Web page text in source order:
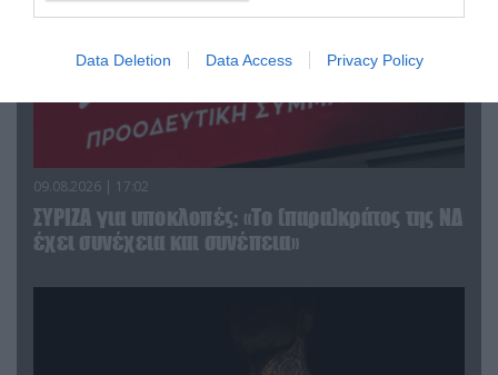
Data Deletion Data Access Privacy Policy
09.08.2026 | 17:02
ΣΥΡΙΖΑ για υποκλοπές: «Το (παρα)κράτος της ΝΔ
έχει συνέχεια και συνέπεια»